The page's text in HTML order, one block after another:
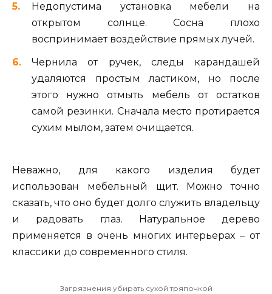
Недопустима установка мебели на
открытом солнце. Сосна плохо
воспринимает воздействие прямых лучей.
Чернила от ручек, следы карандашей
удаляются простым ластиком, но после
этого нужно отмыть мебель от остатков
самой резинки. Сначала место протирается
сухим мылом, затем очищается.
Неважно, для какого изделия будет
использован мебельный щит. Можно точно
сказать, что оно будет долго служить владельцу
и радовать глаз. Натуральное дерево
применяется в очень многих интерьерах – от
классики до современного стиля.
Загрязнения убирать сухой тряпочкой